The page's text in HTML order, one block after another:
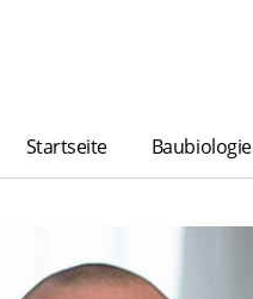
Startseite Baubiologie